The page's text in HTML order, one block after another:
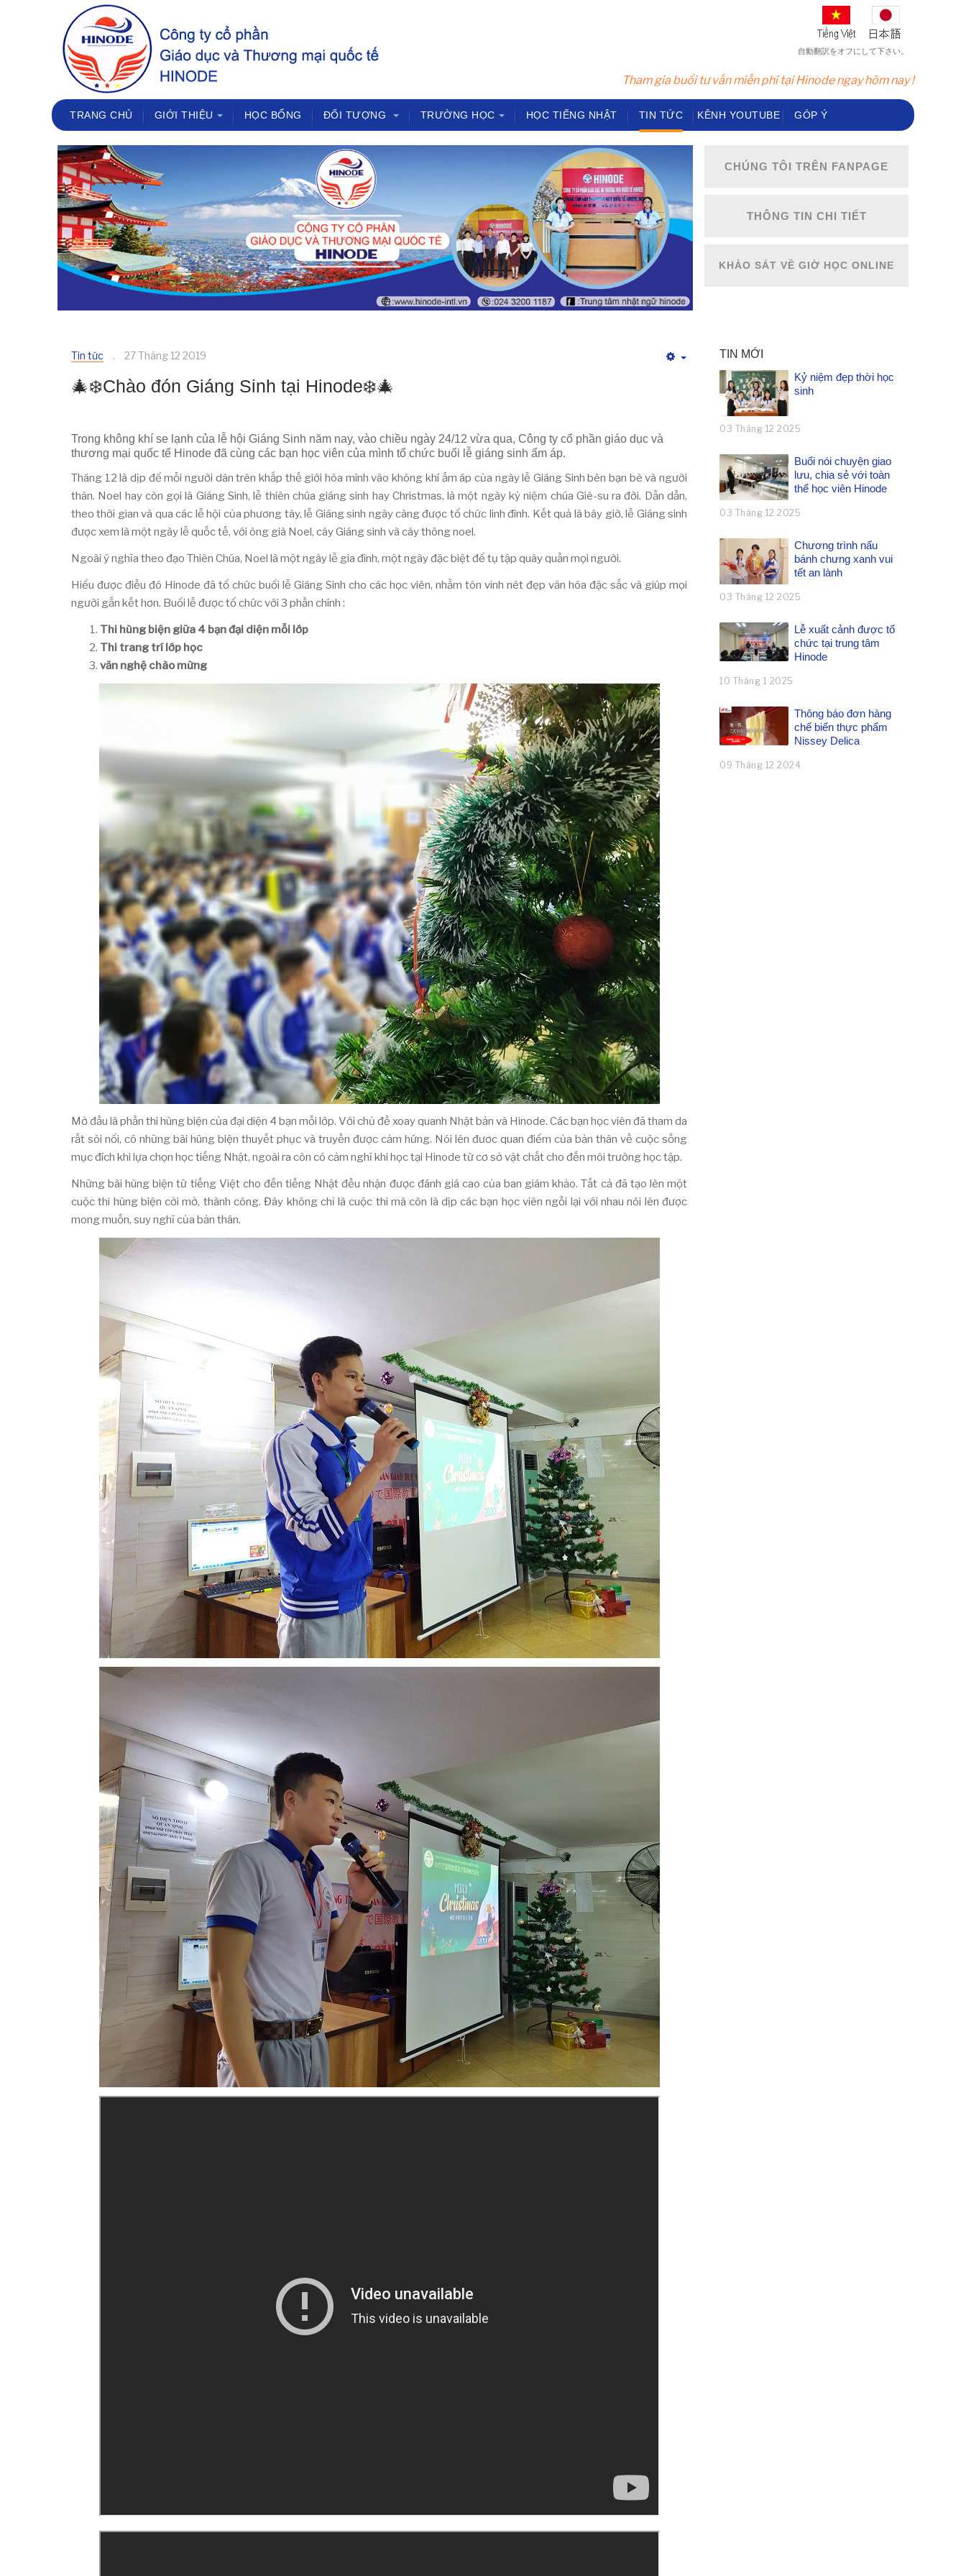
自動翻訳をオフにして下さい。
Tham gia buổi tư vấn miễn phí tại Hinode ngay hôm nay !
TRANG CHỦ GIỚI THIỆU HỌC BỔNG ĐỐI TƯỢNG TRƯỜNG HỌC HỌC TIẾNG NHẬT TIN TỨC KÊNH YOUTUBE GÓP Ý
CHÚNG TÔI TRÊN FANPAGE
THÔNG TIN CHI TIẾT
KHẢO SÁT VỀ GIỜ HỌC ONLINE
Tin tức 27 Tháng 12 2019
🎄❄️Chào đón Giáng Sinh tại Hinode❄️🎄
Trong không khí se lạnh của lễ hội Giáng Sinh năm nay, vào chiều ngày 24/12 vừa qua, Công ty cổ phần giáo dục và
thương mại quốc tế Hinode đã cùng các bạn học viên của mình tổ chức buổi lễ giáng sinh ấm áp.
Tháng 12 là dịp để mỗi người dân trên khắp thế giới hòa mình vào không khí ấm áp của ngày lễ Giáng Sinh bên bạn bè và người
thân. Noel hay còn gọi là Giáng Sinh, lễ thiên chúa giáng sinh hay Christmas, là một ngày kỷ niệm chúa Giê-su ra đời. Dần dần,
theo thời gian và qua các lễ hội của phương tây, lễ Giáng sinh ngày càng được tổ chức linh đình. Kết quả là bây giờ, lễ Giáng sinh
được xem là một ngày lễ quốc tế, với ông già Noel, cây Giáng sinh và cây thông noel.
Ngoài ý nghĩa theo đạo Thiên Chúa, Noel là một ngày lễ gia đình, một ngày đặc biệt để tụ tập quây quần mọi người.
Hiểu được điều đó Hinode đã tổ chức buổi lễ Giáng Sinh cho các học viên, nhằm tôn vinh nét đẹp văn hóa đặc sắc và giúp mọi
người gắn kết hơn. Buổi lễ được tổ chức với 3 phần chính :
Thi hùng biện giữa 4 bạn đại diện mỗi lớp
Thi trang trí lớp học
văn nghệ chào mừng
Mở đầu là phần thi hùng biện của đại diện 4 bạn mỗi lớp. Với chủ đề xoay quanh Nhật bản và Hinode. Các bạn học viên đã tham da
rất sôi nổi, có những bài hùng biện thuyết phục và truyền được cảm hứng. Nói lên đươc quan điểm của bản thân về cuộc sống
mục đích khi lựa chọn học tiếng Nhật, ngoài ra còn có cảm nghĩ khi học tại Hinode từ cơ sở vật chất cho đến môi trường học tập.
Những bài hùng biện từ tiếng Việt cho đến tiếng Nhật đều nhận được đánh giá cao của ban giám khảo. Tất cả đã tạo lên một
cuộc thi hùng biện cởi mở, thành công. Đây không chỉ là cuộc thi mà còn là dịp các bạn học viên ngồi lại với nhau nói lên được
mong muốn, suy nghĩ của bản thân.
TIN MỚI
Kỷ niệm đẹp thời học
sinh
03 Tháng 12 2025
Buổi nói chuyện giao
lưu, chia sẻ với toàn
thể học viên Hinode
03 Tháng 12 2025
Chương trình nấu
bánh chưng xanh vui
tết an lành
03 Tháng 12 2025
Lễ xuất cảnh được tổ
chức tại trung tâm
Hinode
10 Tháng 1 2025
Thông báo đơn hàng
chế biến thực phẩm
Nissey Delica
09 Tháng 12 2024